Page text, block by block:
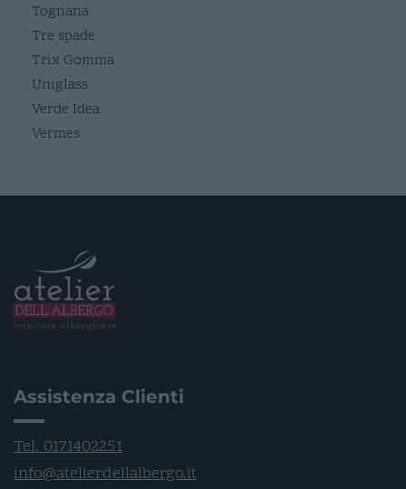
Tognana
Tre spade
Trix Gomma
Uniglass
Verde Idea
Vermes
Assistenza Clienti
Tel. 0171402251
info@atelierdellalbergo.it